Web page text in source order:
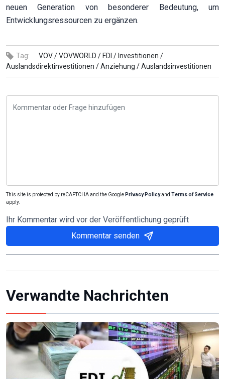
neuen Generation von besonderer Bedeutung, um
Entwicklungsressourcen zu ergänzen.
Tag: VOV /VOVWORLD / FDI / Investitionen /
Auslandsdirektinvestitionen /Anziehung /Auslandsinvestitionen
This site is protected by reCAPTCHA and the Google Privacy Policyand Terms of Service
apply.
Ihr Kommentar wird vor der Veröffentlichung geprüft
Kommentar senden
Verwandte Nachrichten